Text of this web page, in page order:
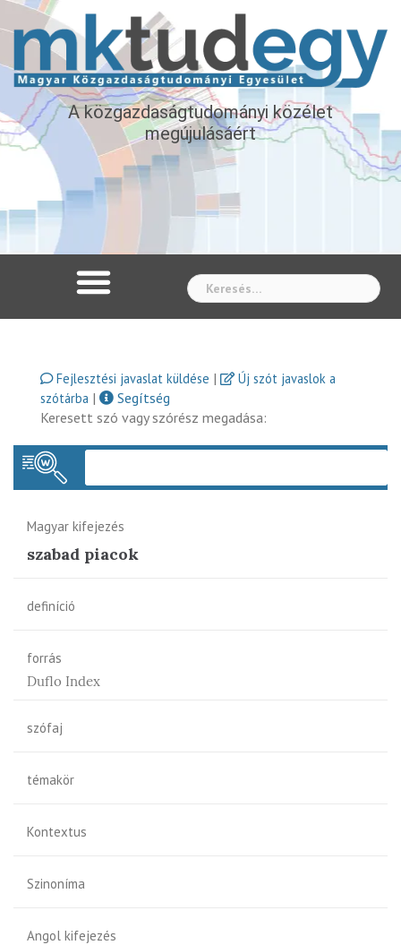
A közgazdaságtudományi közélet
megújulásáért
Fejlesztési javaslat küldése |
Új szót javaslok a
szótárba |
Segítség
Keresett szó vagy szórész megadása:
Magyar kifejezés
szabad piacok
definíció
forrás
Duflo Index
szófaj
témakör
Kontextus
Szinoníma
Angol kifejezés